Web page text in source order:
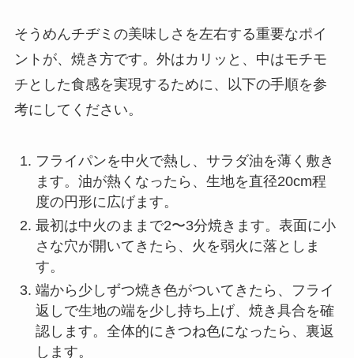
そうめんチヂミの美味しさを左右する重要なポイ
ントが、焼き方です。外はカリッと、中はモチモ
チとした食感を実現するために、以下の手順を参
考にしてください。
フライパンを中火で熱し、サラダ油を薄く敷き
ます。油が熱くなったら、生地を直径20cm程
度の円形に広げます。
最初は中火のままで2〜3分焼きます。表面に小
さな穴が開いてきたら、火を弱火に落としま
す。
端から少しずつ焼き色がついてきたら、フライ
返しで生地の端を少し持ち上げ、焼き具合を確
認します。全体的にきつね色になったら、裏返
します。